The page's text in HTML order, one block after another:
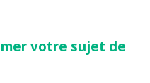
votre sujet de